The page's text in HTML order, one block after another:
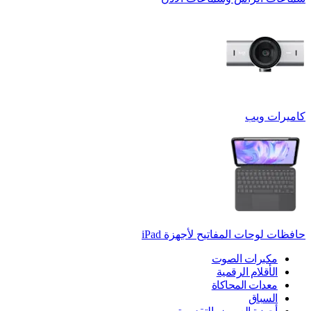
كاميرات ويب
حافظات لوحات المفاتيح لأجهزة ‏iPad
مكبرات الصوت
الأقلام الرقمية
معدات المحاكاة
السباق